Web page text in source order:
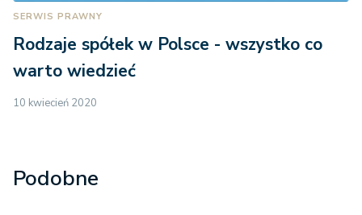
SERWIS PRAWNY
Rodzaje spółek w Polsce - wszystko co
warto wiedzieć
10 kwiecień 2020
Podobne